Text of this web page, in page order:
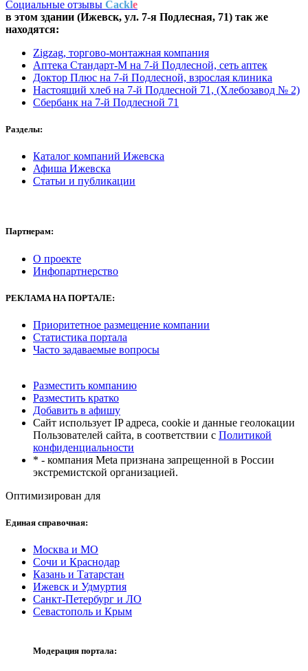
Социальные отзывы Cackle
в этом здании (Ижевск, ул. 7-я Подлесная, 71) так же
находятся:
Zigzag, торгово-монтажная компания
Аптека Стандарт-М на 7-й Подлесной, сеть аптек
Доктор Плюс на 7-й Подлесной, взрослая клиника
Настоящий хлеб на 7-й Подлесной 71, (Хлебозавод № 2)
Сбербанк на 7-й Подлесной 71
Разделы:
Каталог компаний Ижевска
Афиша Ижевска
Статьи и публикации
Партнерам:
О проекте
Инфопартнерство
РЕКЛАМА НА ПОРТАЛЕ:
Приоритетное размещение компании
Статистика портала
Часто задаваемые вопросы
Разместить компанию
Разместить кратко
Добавить в афишу
Сайт использует IP адреса, cookie и данные геолокации
Пользователей сайта, в соответствии с Политикой
конфиденциальности
* - компания Meta признана запрещенной в России
экстремистской организацией.
Оптимизирован для
Единая справочная:
Москва и МО
Сочи и Краснодар
Казань и Татарстан
Ижевск и Удмуртия
Санкт-Петербург и ЛО
Севастополь и Крым
Модерация портала: